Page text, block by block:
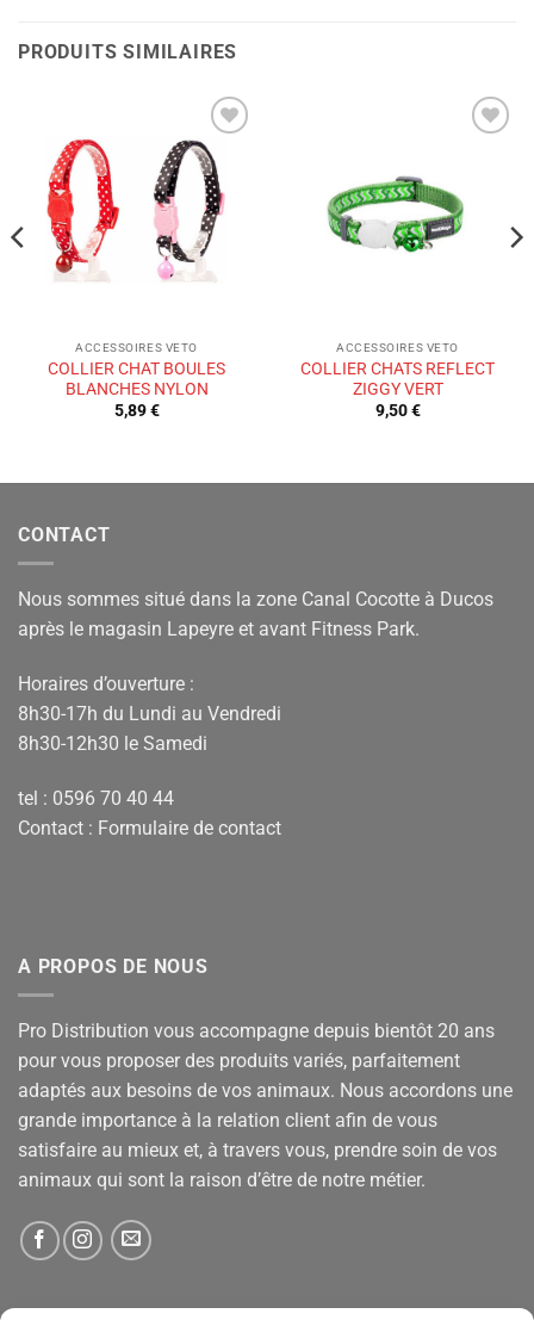
PRODUITS SIMILAIRES
Ajouter
à la liste
de
souhaits
ACCESSOIRES VETO
COLLIER CHAT BOULES
BLANCHES NYLON
5,89€
souhaits
ACCESSOIRES VETO
COLLIER CHATS REFLECT
ZIGGY VERT
9,50€
CONTACT
Nous sommes situé dans la zone Canal Cocotte à Ducos
après le magasin Lapeyre et avant Fitness Park.
Horaires d’ouverture :
8h30-17h du Lundi au Vendredi
8h30-12h30 le Samedi
tel : 0596 70 40 44
Contact : Formulaire de contact
A PROPOS DE NOUS
Pro Distribution vous accompagne depuis bientôt 20 ans
pour vous proposer des produits variés, parfaitement
adaptés aux besoins de vos animaux. Nous accordons une
grande importance à la relation client afin de vous
satisfaire au mieux et, à travers vous, prendre soin de vos
animaux qui sont la raison d’être de notre métier.